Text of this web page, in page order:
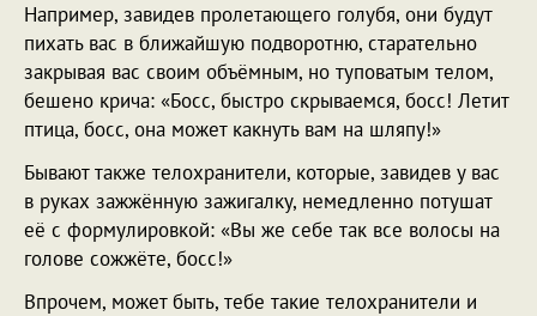
Например, завидев пролетающего голубя, они будут
пихать вас в ближайшую подворотню, старательно
закрывая вас своим объёмным, но туповатым телом,
бешено крича: «Босс, быстро скрываемся, босс! Летит
птица, босс, она может какнуть вам на шляпу!»
Бывают также телохранители, которые, завидев у вас
в руках зажжённую зажигалку, немедленно потушат
её с формулировкой: «Вы же себе так все волосы на
голове сожжёте, босс!»
Впрочем, может быть, тебе такие телохранители и